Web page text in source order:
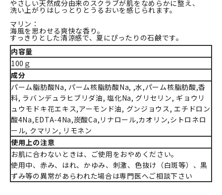
やさしい天然成分由来のスクラブが肌をなめらかに整え、
洗い上がりはしっとりとうるおいを感じられます。
マリン：
海風を思わせる爽快な香り。
すっきりとした清涼感で、夏にぴったりの石鹸です。
内容量
100ｇ
成分
パーム脂肪酸Na, パーム核脂肪酸Na, ,水,パーム核脂肪酸,香
料, ラバンデュラヒブリダ油, 塩化Na, グリセリン, ギョウリ
ュウモドキ花エキス,アーモンド油, グンジョウス, エチドロン
酸4Na,EDTA-4Na,炭酸Ca,リナロール,カオリン,シトロネロ
ール, クマリン, リモネン
使用上の注意
お肌に合わないときは、ご使用をおやめください。
使用中、赤み、はれ、かゆみ、刺激、色抜け（白斑等）、黒
ずみ等の異常があらわれた場合は専門医へご相談下さい